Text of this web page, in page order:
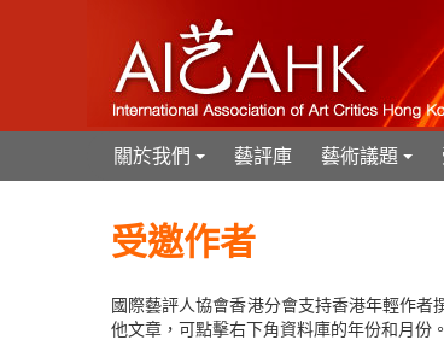
+
關於我們 藝評庫
+
藝術議題
受邀作者
國際藝評人協會香港分會支持香港年輕作
他文章，可點擊右下角資料庫的年份和月份。